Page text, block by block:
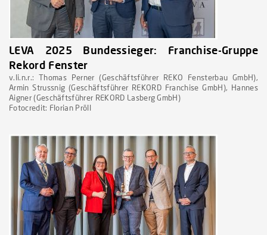
LEVA 2025 Bundessieger: Franchise-Gruppe
Rekord Fenster
v.li.n.r.: Thomas Perner (Geschäftsführer REKO Fensterbau GmbH),
Armin Strussnig (Geschäftsführer REKORD Franchise GmbH), Hannes
Aigner (Geschäftsführer REKORD Lasberg GmbH)
Fotocredit: Florian Pröll